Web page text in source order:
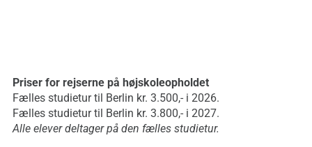
Priser for rejserne på højskoleopholdet
Fælles studietur til Berlin kr. 3.500,- i 2026.
Fælles studietur til Berlin kr. 3.800,- i 2027.
Alle elever deltager på den fælles studietur.